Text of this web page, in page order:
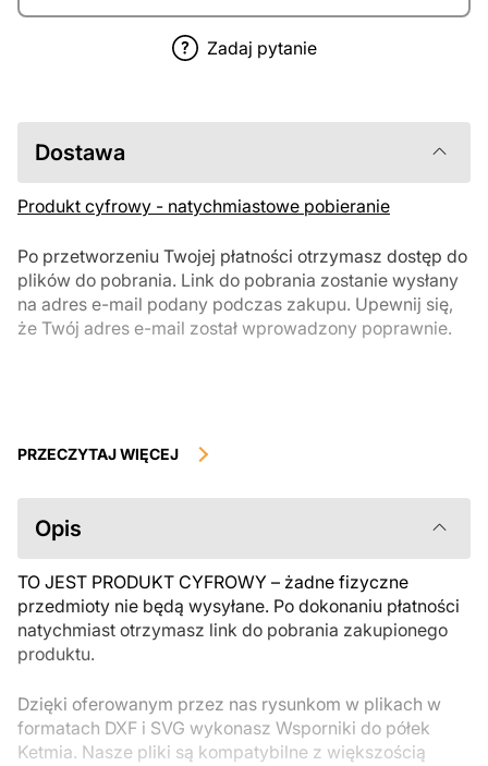
Zadaj pytanie
Dostawa
Produkt cyfrowy - natychmiastowe pobieranie
Po przetworzeniu Twojej płatności otrzymasz dostęp do
plików do pobrania. Link do pobrania zostanie wysłany
na adres e-mail podany podczas zakupu. Upewnij się,
że Twój adres e-mail został wprowadzony poprawnie.
podlegają zwrotowi ani wymianie po ich pobraniu. Zalecamy
przed zakupem. Jeśli masz jakiekolwiek problemy z zamówieniem,
skontaktuj się bezpośrednio ze sprzedawcą.
PRZECZYTAJ WIĘCEJ
Opis
TO JEST PRODUKT CYFROWY – żadne fizyczne
przedmioty nie będą wysyłane. Po dokonaniu płatności
natychmiast otrzymasz link do pobrania zakupionego
produktu.
Dzięki oferowanym przez nas rysunkom w plikach w
formatach DXF i SVG wykonasz Wsporniki do półek
Ketmia. Nasze pliki są kompatybilne z większością